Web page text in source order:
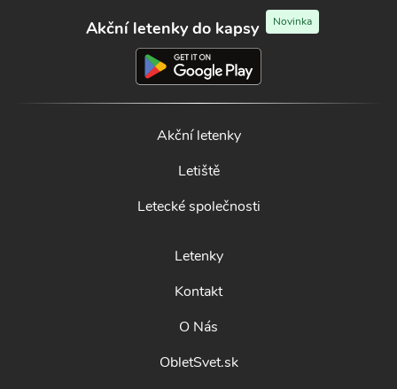
Akční letenky do kapsy Novinka
Akční letenky
Letiště
Letecké společnosti
Letenky
Kontakt
O Nás
ObletSvet.sk